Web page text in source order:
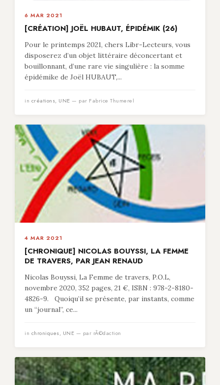
6 MAR 2021
[CRÉATION] JOËL HUBAUT, ÉPIDÉMIK (26)
Pour le printemps 2021, chers Libr-Lecteurs, vous
disposerez d’un objet littéraire déconcertant et
bouillonnant, d’une rare vie singulière : la somme
épidémike de Joël HUBAUT,...
in créations, UNE — par Fabrice Thumerel
4 MAR 2021
[CHRONIQUE] NICOLAS BOUYSSI, LA FEMME
DE TRAVERS, PAR JEAN RENAUD
Nicolas Bouyssi, La Femme de travers, P.O.L,
novembre 2020, 352 pages, 21 €, ISBN : 978-2-8180-
4826-9. Quoiqu’il se présente, par instants, comme
un “journal”, ce...
in chroniques, UNE — par rÃ©daction